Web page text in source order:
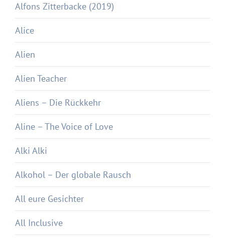
Alfons Zitterbacke (2019)
Alice
Alien
Alien Teacher
Aliens – Die Rückkehr
Aline – The Voice of Love
Alki Alki
Alkohol – Der globale Rausch
All eure Gesichter
All Inclusive